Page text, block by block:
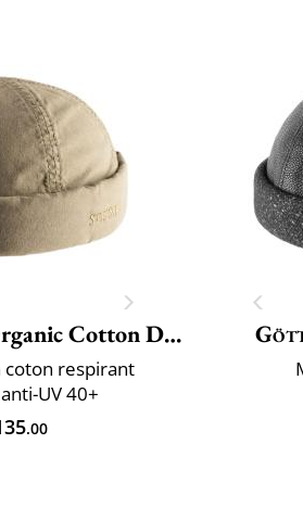
Cotton Docker
respirant
UV 40+
.00